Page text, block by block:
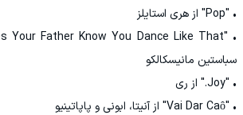
• "Pop" از هری استایلز
سباستین مانیسکالکو
• "Joy." از ری
• "Vai Dar Caô" از آنیتا، ابونی و پاپاتینیو